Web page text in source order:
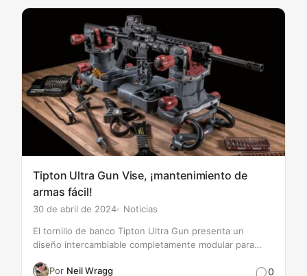
Tipton Ultra Gun Vise, ¡mantenimiento de
armas fácil!
30 de abril de 2024 Noticias
Por Neil Wragg
El tornillo de banco Tipton Ultra Gun presenta un
diseño intercambiable completamente modular para
fuego, carabina de aire comprimido o ballesta se limpie0